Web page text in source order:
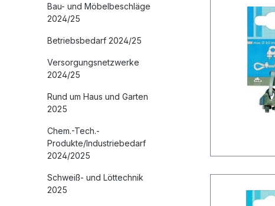
Bau- und Möbelbeschläge
2024/25
Betriebsbedarf 2024/25
Versorgungsnetzwerke
2024/25
Rund um Haus und Garten
2025
Chem.-Tech.-
Produkte/Industriebedarf
2024/2025
Schweiß- und Löttechnik
2025